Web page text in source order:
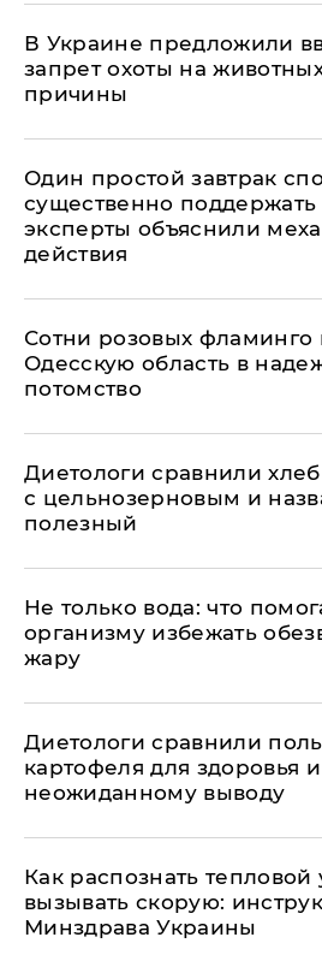
В Украине предложили
запрет охоты на
причины
Один простой завтрак
существенно поддержать
эксперты объяснили
действия
Сотни розовых фламинго
Одесскую область в
потомство
Диетологи сравнили хлеб
с цельнозерновым и
полезный
Не только вода: что
организму избежать
жару
Диетологи сравнили
картофеля для здоровья
неожиданному выводу
Как распознать тепловой
вызывать скорую:
Минздрава Украины